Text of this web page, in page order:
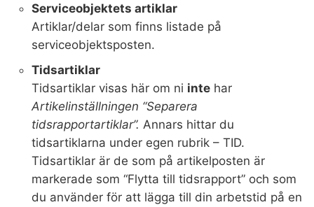
Serviceobjektets artiklar
Artiklar/delar som finns listade på
serviceobjektsposten.
Tidsartiklar
Tidsartiklar visas här om ni inte har
Artikelinställningen “Separera
tidsrapportartiklar”. Annars hittar du
tidsartiklarna under egen rubrik – TID.
Tidsartiklar är de som på artikelposten är
markerade som “Flytta till tidsrapport” och som
du använder för att lägga till din arbetstid på en